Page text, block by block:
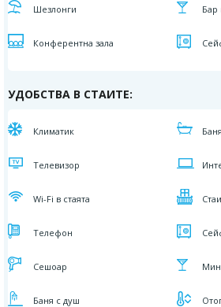
Шезлонги Бар
Конферентна зала
УДОБСТВА В СТАИТЕ:
Климатик
Телевизор
Wi-Fi в стаята
Телефон
Сешоар
Баня с душ